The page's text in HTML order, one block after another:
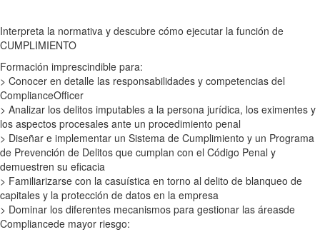
Interpreta la normativa y descubre cómo ejecutar la función de
CUMPLIMIENTO
Formación imprescindible para:
> Conocer en detalle las responsabilidades y competencias del
ComplianceOfficer
> Analizar los delitos imputables a la persona jurídica, los eximentes y
los aspectos procesales ante un procedimiento penal
> Diseñar e implementar un Sistema de Cumplimiento y un Programa
de Prevención de Delitos que cumplan con el Código Penal y
demuestren su eficacia
> Familiarizarse con la casuística en torno al delito de blanqueo de
capitales y la protección de datos en la empresa
> Dominar los diferentes mecanismos para gestionar las áreasde
Compliancede mayor riesgo: